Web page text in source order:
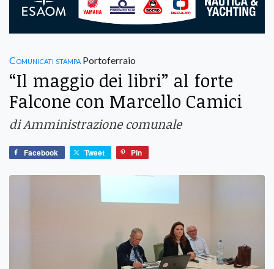
Comunicati stampa Portoferraio
“Il maggio dei libri” al forte
Falcone con Marcello Camici
di Amministrazione comunale
Facebook Tweet Pin